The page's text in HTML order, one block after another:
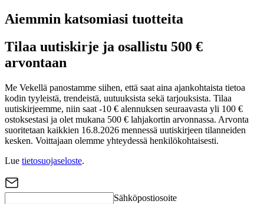
Aiemmin katsomiasi tuotteita
Tilaa uutiskirje ja osallistu 500 €
arvontaan
Me Vekellä panostamme siihen, että saat aina ajankohtaista tietoa
kodin tyyleistä, trendeistä, uutuuksista sekä tarjouksista. Tilaa
uutiskirjeemme, niin saat -10 € alennuksen seuraavasta yli 100 €
ostoksestasi ja olet mukana 500 € lahjakortin arvonnassa. Arvonta
suoritetaan kaikkien 16.8.2026 mennessä uutiskirjeen tilanneiden
kesken. Voittajaan olemme yhteydessä henkilökohtaisesti.
Lue tietosuojaseloste.
Sähköpostiosoite